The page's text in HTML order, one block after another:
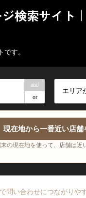
検索サイト
です。
and
or
エリア
現在地から一番近い店舗
の現在地を使って、店舗は近
問い合わせにつながりや